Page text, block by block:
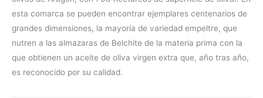
esta comarca se pueden encontrar ejemplares centenarios de
grandes dimensiones, la mayoría de variedad empeltre, que
nutren a las almazaras de Belchite de la materia prima con la
que obtienen un aceite de oliva virgen extra que, año tras año,
es reconocido por su calidad.